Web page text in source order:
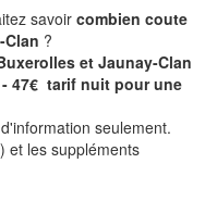
savoir combien coute
Clan ?
et Jaunay-Clan
- 47€ tarif nuit pour une
seulement.
et les suppléments